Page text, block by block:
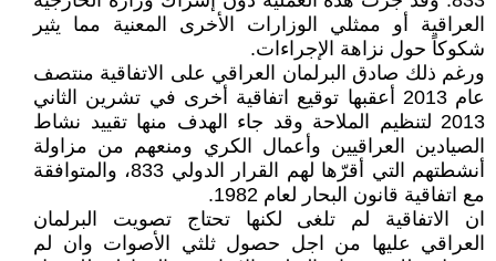
العراقية أو ممثلي الوزارات الأخرى المعنية مما يثير
شكوكاً حول نزاهة الإجراءات.
ورغم ذلك صادق البرلمان العراقي على الاتفاقية منتصف
عام 2013 أعقبها توقيع اتفاقية أخرى في تشرين الثاني
2013 لتنظيم الملاحة وقد جاء الهدف منها تقييد نشاط
الصيادين العراقيين وأعمال الكري ومنعهم من مزاولة
أنشطتهم التي أقرّها لهم القرار الدولي 833، والمتوافقة
مع اتفاقية قانون البحار لعام 1982.
ان الاتفاقية لم تلغى لكنها تحتاج تصويت البرلمان
العراقي عليها من اجل حصول ثلثي الأصوات وان لم